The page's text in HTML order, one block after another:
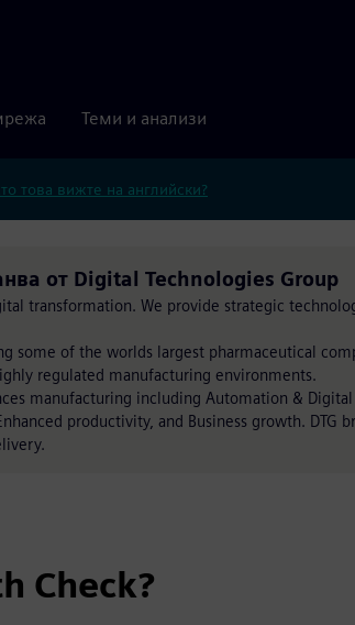
Теми и анализи
това вижте на английски?
от Digital Technologies Group
transformation. We provide strategic
some of the worlds largest pharmaceutical
regulated manufacturing environments.
manufacturing including Automation & Digital
productivity, and Business growth. DTG
Check?